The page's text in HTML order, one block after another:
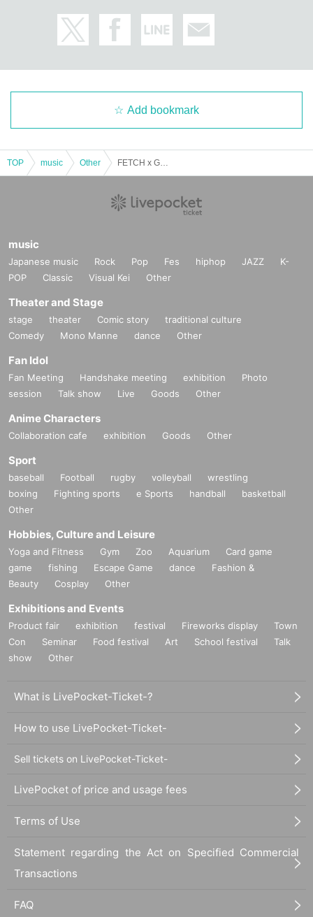
FETCHでは人種差別、性差別、同性愛嫌悪、トランスフォビア、
およびその他の暴力的または差別的な発言は禁止されています。
問題が発生した場合は、速やかに会場のスタッフ、主催者、また
FETCH prohibits racism, sexism, homophobia, transphobia, and
any other violent or discriminatory remarks. If any issues arise,
please contact the venue staff, organisers or performers promp
tly.
*People under the age of 20 are not allowed to enter this performance. I
D checks will be conducted on all people upon entry. Please bring photo
ID.
R Lounge:
ZaDczhdGVJvCY-2V_GTUQYLyfoOM-KCR7kyedcwyYaWgm3j2Wacv8
_aem_nOdAIJiySPxQLTERJoqe9w
OPEN 22:00
DOOR: ¥ 3,000
Add bookmark
TOP music Other
music
Japanese music Rock Pop Fes hiphop JAZZ
K-
POP
Classic Visual Kei Other
Theater and Stage
stage theater Comic story
traditional culture
Comedy
Mono Manne dance Other
Fan Idol
Fan Meeting Handshake meeting exhibition
Photo
session
Talk show Live Goods Other
Anime Characters
Collaboration cafe exhibition Goods Other
Sport
baseball Football rugby volleyball
wrestling
boxing
Fighting sports e Sports handball
basketball
Other
Hobbies, Culture and Leisure
Yoga and Fitness Gym Zoo Aquarium
Card game
game
fishing Escape Game dance
Fashion &
Beauty
Cosplay Other
Exhibitions and Events
Product fair exhibition festival Fireworks display
Town
Con
Seminar Food festival Art School festival
Talk
show
Other
What is LivePocket-Ticket-?
How to use LivePocket-Ticket-
Sell tickets on LivePocket-Ticket-
LivePocket of price and usage fees
Terms of Use
Statement regarding the Act on Specified Commercial
Transactions
FAQ